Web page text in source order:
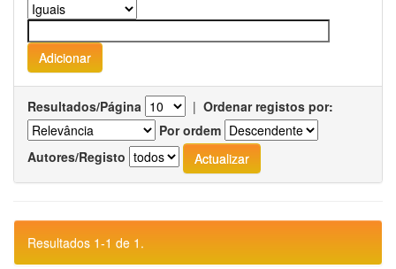
Resultados/Página | Ordenar registos por:
Por ordem
Autores/Registo
Resultados 1-1 de 1.